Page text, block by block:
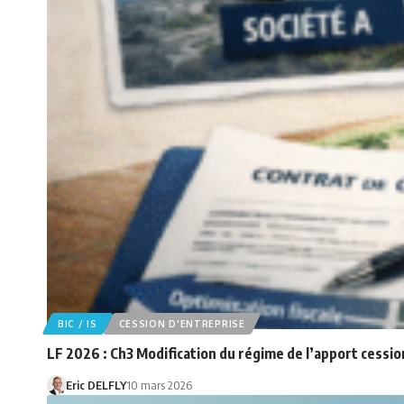
BIC / IS CESSION D'ENTREPRISE
LF 2026 : Ch3 Modification du régime de l’apport
Eric DELFLY10 mars 2026